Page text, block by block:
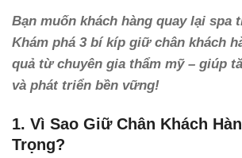
Bạn muốn khách hàng quay lại spa
Khám phá 3 bí kíp giữ chân khách
quả từ chuyên gia thẩm mỹ – giúp
và phát triển bền vững!
1. Vì Sao Giữ Chân Khách
Trọng?